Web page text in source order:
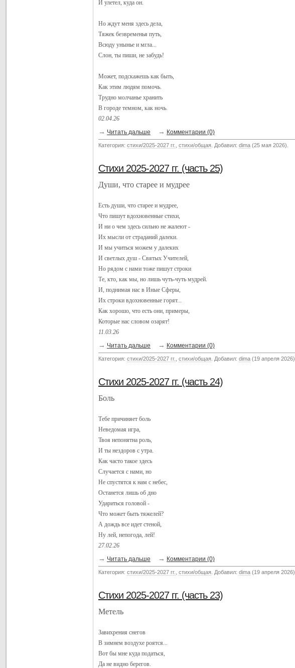
И улетел, куда он.
Но ждут меня здесь дела,
Тяжек безвременья путь,
Всюду унынье и мгла...
Слон, ты пиши, не забудь!
Может, подскажешь как быть,
Как этим людям помочь.
Трудно молчанье хранить
В городе темном, как ночь.
02.04.26
→ Читать дальше → Комментарии (0)
Категория: стихи/2025-2027 гг. стихи/общая . Добавил: dima (25 мая 2026).
Стихи 2025-2027 гг. (часть 25)
Души, что старее и мудрее
Есть души, что старее и мудрее,
Что пишут вдохновенные стихи,
И ни о чем здесь сильно не жалеют -
Их мысли от страданий далеки.
И мы учиться можем у далеких
И светлых душ - Святых Учителей,
Но рядом с нами тоже пишут строки
Те, кто, как мы, но лишь чуть-чуть мудрей.
И, поднимая нас в Иные Сферы,
Их строки вдохновенные горят...
Как хорошо, что есть они, примеры,
Которые нас словом озарят!
11.03.26
→ Читать дальше → Комментарии (0)
Категория: стихи/2025-2027 гг. стихи/общая . Добавил: dima (19 апреля 2026).
Стихи 2025-2027 гг. (часть 24)
Боль
Тебе причиняет боль
Неведомая игра,
Твоя непонятна роль,
И ты нездоров с утра.
Как часто такое здесь
Случается с нами, но
Не спустятся к нам с небес,
Останется лишь об дно
Удариться головой -
Что может быть тяжелей?
А дождь все идет стеной,
Ну лей, непогода, лей!
27.02.26
→ Читать дальше → Комментарии (0)
Категория: стихи/2025-2027 гг. стихи/общая . Добавил: dima (19 апреля 2026).
Стихи 2025-2027 гг. (часть 23)
Метель
Завихрения снегов
В зимнем воздухе роятся...
Вот бы мне куда податься,
Да не видно берегов.